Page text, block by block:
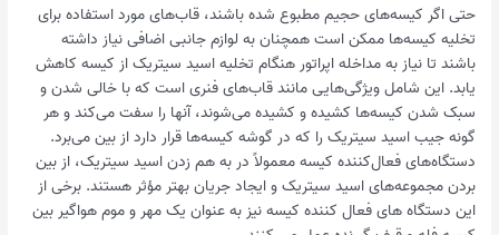
حتی اگر کیسه‌های حجیم مطبوع شده باشند، قاب‌های مورد استفاده برای
تخلیه کیسه‌ها ممکن است همچنان به لوازم جانبی اضافی نیاز داشته
باشند تا نیاز به مداخله اپراتور هنگام تخلیه اسید سیتریک از کیسه کاهش
یابد. این شامل ویژگی‌هایی مانند قاب‌های فنری است که با خالی شدن و
سبک شدن کیسه‌ها کشیده و کشیده می‌شوند، آنها را سفت می‌کند و هر
گونه جیب اسید سیتریک را که در گوشه کیسه‌ها قرار دارد از بین می‌برد.
دستگاه‌های فعال‌کننده کیسه معمولاً در به هم زدن اسید سیتریک، از بین
بردن مجموعه‌های اسید سیتریک و ایجاد جریان بهتر مؤثر هستند. برخی از
این دستگاه های فعال کننده کیسه نیز به عنوان یک مهر و موم هواگیر بین